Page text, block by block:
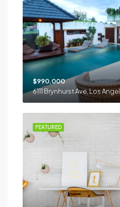
$990,000
6111 Brynhurst Ave, Los
FEATURED